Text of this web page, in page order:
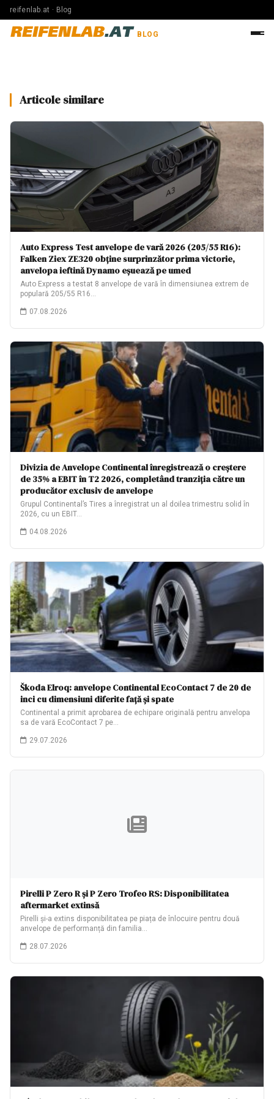
reifenlab.at · Blog
REIFENLAB.AT BLOG
Articole similare
Auto Express Test anvelope de vară 2026 (205/55 R16):
Falken Ziex ZE320 obține surprinzător prima victorie,
anvelopa ieftină Dynamo eșuează pe umed
Auto Express a testat 8 anvelope de vară în dimensiunea extrem de
populară 205/55 R16…
07.08.2026
Divizia de Anvelope Continental înregistrează o creștere
de 35% a EBIT în T2 2026, completând tranziția către un
producător exclusiv de anvelope
Grupul Continental’s Tires a înregistrat un al doilea trimestru solid în
2026, cu un EBIT…
04.08.2026
Škoda Elroq: anvelope Continental EcoContact 7 de 20 de
inci cu dimensiuni diferite față și spate
Continental a primit aprobarea de echipare originală pentru anvelopa
sa de vară EcoContact 7 pe…
29.07.2026
Pirelli P Zero R și P Zero Trofeo RS: Disponibilitatea
aftermarket extinsă
Pirelli și-a extins disponibilitatea pe piața de înlocuire pentru două
anvelope de performanță din familia…
28.07.2026